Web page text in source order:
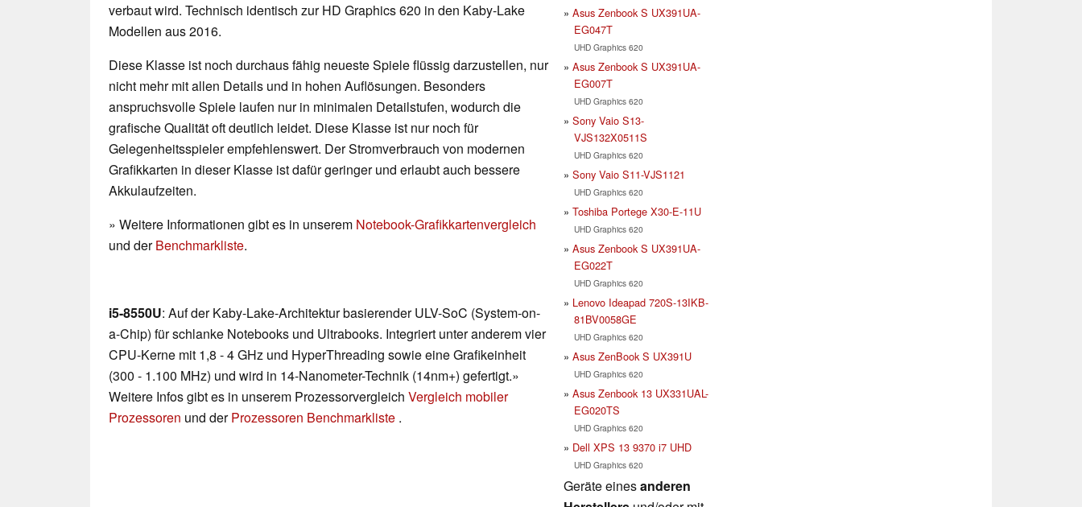
verbaut wird. Technisch identisch zur HD Graphics 620 in den Kaby-Lake
Modellen aus 2016.
Diese Klasse ist noch durchaus fähig neueste Spiele flüssig darzustellen, nur
nicht mehr mit allen Details und in hohen Auflösungen. Besonders
anspruchsvolle Spiele laufen nur in minimalen Detailstufen, wodurch die
grafische Qualität oft deutlich leidet. Diese Klasse ist nur noch für
Gelegenheitsspieler empfehlenswert. Der Stromverbrauch von modernen
Grafikkarten in dieser Klasse ist dafür geringer und erlaubt auch bessere
Akkulaufzeiten.
» Weitere Informationen gibt es in unserem Notebook-Grafikkartenvergleich
und derBenchmarkliste.
i5-8550U: Auf der Kaby-Lake-Architektur basierender ULV-SoC (System-on-
a-Chip) für schlanke Notebooks und Ultrabooks. Integriert unter anderem vier
CPU-Kerne mit 1,8 - 4 GHz und HyperThreading sowie eine Grafikeinheit
(300 - 1.100 MHz) und wird in 14-Nanometer-Technik (14nm+) gefertigt.»
Weitere Infos gibt es in unserem Prozessorvergleich Vergleich mobiler
Prozessoren und derProzessoren Benchmarkliste .
Asus Zenbook S UX391UA-
EG047T
UHD Graphics 620
Asus Zenbook S UX391UA-
EG007T
UHD Graphics 620
Sony Vaio S13-
VJS132X0511S
UHD Graphics 620
Sony Vaio S11-VJS1121
UHD Graphics 620
Toshiba Portege X30-E-11U
UHD Graphics 620
Asus Zenbook S UX391UA-
EG022T
UHD Graphics 620
Lenovo Ideapad 720S-13IKB-
81BV0058GE
UHD Graphics 620
Asus ZenBook S UX391U
UHD Graphics 620
Asus Zenbook 13 UX331UAL-
EG020TS
UHD Graphics 620
Dell XPS 13 9370 i7 UHD
UHD Graphics 620
Geräte einesanderen